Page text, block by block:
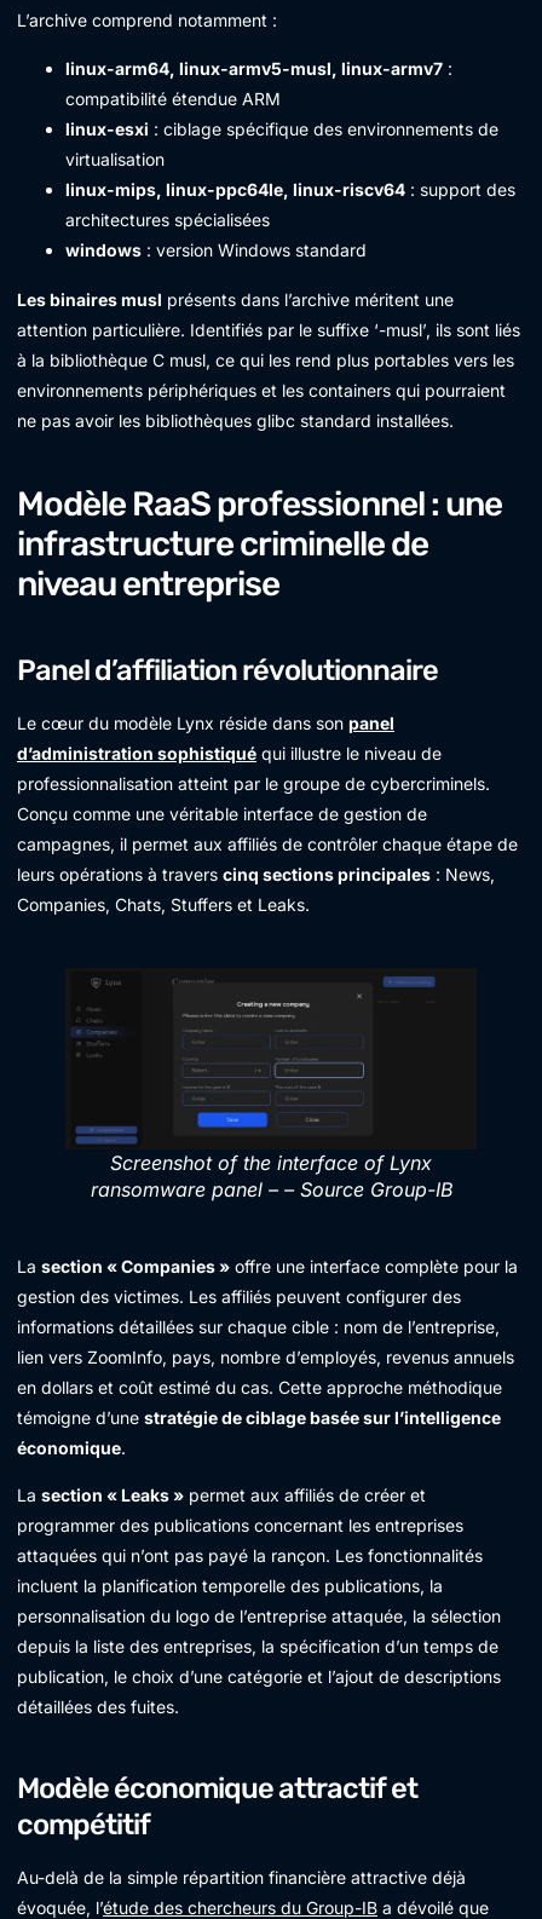
L’archive comprend notamment :
linux-arm64, linux-armv5-musl, linux-armv7 :
compatibilité étendue ARM
linux-esxi : ciblage spécifique des environnements de
virtualisation
linux-mips, linux-ppc64le, linux-riscv64 : support des
architectures spécialisées
windows : version Windows standard
Les binaires musl présents dans l’archive méritent une
attention particulière. Identifiés par le suffixe ‘-musl’, ils sont liés
à la bibliothèque C musl, ce qui les rend plus portables vers les
environnements périphériques et les containers qui pourraient
ne pas avoir les bibliothèques glibc standard installées.
Modèle RaaS professionnel : une
infrastructure criminelle de
niveau entreprise
Panel d’affiliation révolutionnaire
Le cœur du modèle Lynx réside dans son panel
d’administration sophistiqué qui illustre le niveau de
professionnalisation atteint par le groupe de cybercriminels.
Conçu comme une véritable interface de gestion de
campagnes, il permet aux affiliés de contrôler chaque étape de
leurs opérations à travers cinq sections principales : News,
Companies, Chats, Stuffers et Leaks.
Screenshot of the interface of Lynx
ransomware panel – – Source Group-IB
La section « Companies » offre une interface complète pour la
gestion des victimes. Les affiliés peuvent configurer des
informations détaillées sur chaque cible : nom de l’entreprise,
lien vers ZoomInfo, pays, nombre d’employés, revenus annuels
en dollars et coût estimé du cas. Cette approche méthodique
témoigne d’une stratégie de ciblage basée sur l’intelligence
économique.
La section « Leaks » permet aux affiliés de créer et
programmer des publications concernant les entreprises
attaquées qui n’ont pas payé la rançon. Les fonctionnalités
incluent la planification temporelle des publications, la
personnalisation du logo de l’entreprise attaquée, la sélection
depuis la liste des entreprises, la spécification d’un temps de
publication, le choix d’une catégorie et l’ajout de descriptions
détaillées des fuites.
Modèle économique attractif et
compétitif
Au-delà de la simple répartition financière attractive déjà
évoquée, l’étude des chercheurs du Group-IB a dévoilé que